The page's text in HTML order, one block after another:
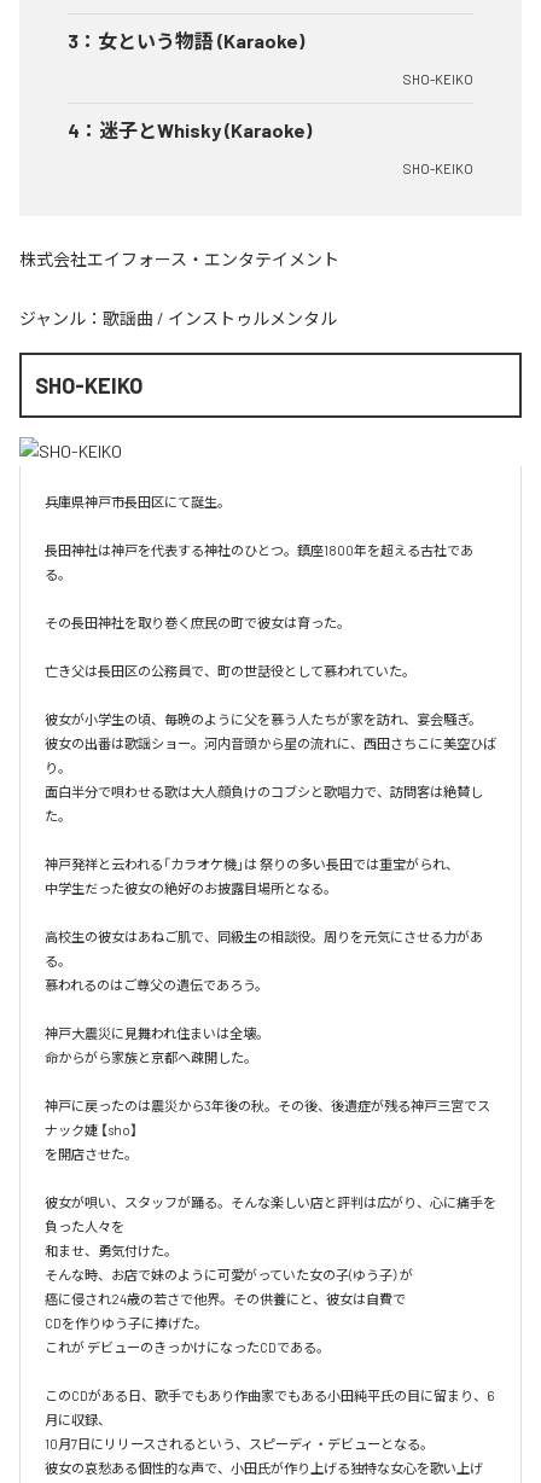
3 ： 女という物語 (Karaoke)
SHO-KEIKO
4 ： 迷子とWhisky (Karaoke)
SHO-KEIKO
株式会社エイフォース・エンタテイメント
ジャンル： 歌謡曲 / インストゥルメンタル
SHO-KEIKO
兵庫県神戸市長田区にて誕生。
長田神社は神戸を代表する神社のひとつ。鎮座1800年を超える古社であ
る。
その長田神社を取り巻く庶民の町で彼女は育った。
亡き父は長田区の公務員で、町の世話役として慕われていた。
彼女が小学生の頃、毎晩のように父を慕う人たちが家を訪れ、宴会騒ぎ。
彼女の出番は歌謡ショー。河内音頭から星の流れに、西田さちこに美空ひば
り。
面白半分で唄わせる歌は大人顔負けのコブシと歌唱力で、訪問客は絶賛し
た。
神戸発祥と云われる「カラオケ機｣は 祭りの多い長田では重宝がられ、
中学生だった彼女の絶好のお披露目場所となる。
高校生の彼女はあねご肌で、同級生の相談役。周りを元気にさせる力があ
る。
慕われるのはご尊父の遺伝であろう。
神戸大震災に見舞われ住まいは全壊。
命からがら家族と京都へ疎開した。
神戸に戻ったのは震災から3年後の秋。その後、後遺症が残る神戸三宮でス
ナック婕 【sho】
を開店させた。
彼女が唄い、スタッフが踊る。そんな楽しい店と評判は広がり、心に痛手を
負った人々を
和ませ、勇気付けた。
そんな時、お店で妹のように可愛がっていた女の子(ゆう子）が
癌に侵され24歳の若さで他界。その供養にと、彼女は自費で
CDを作りゆう子に捧げた。
これが デビューのきっかけになったCDである。
このCDがある日、歌手でもあり作曲家でもある小田純平氏の目に留まり、6
月に収録、
10月7日にリリースされるという、スピーディ・デビューとなる。
彼女の哀愁ある個性的な声で、小田氏が作り上げる独特な女心を歌い上げ